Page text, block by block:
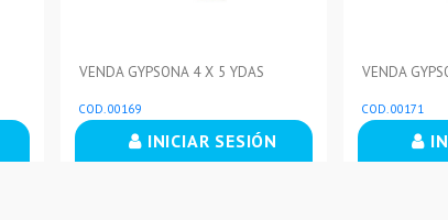
VENDA GYPSONA 4 X 5 YDAS
COD. 00169
INICIAR SESIÓN
VENDA
COD. 00171